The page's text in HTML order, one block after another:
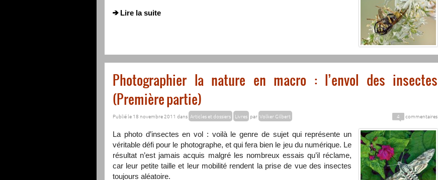
Lire la suite
Photographier la nature en macro : l’envol des insectes
(Première partie)
Publié le 18 novembre 2011 dans Articles et dossiers Livres par Volker Gilbert 4 commentaires
La photo d’insectes en vol : voilà le genre de sujet qui représente un
véritable défi pour le photographe, et qui fera bien le jeu du numérique. Le
résultat n’est jamais acquis malgré les nombreux essais qu’il réclame,
car leur petite taille et leur mobilité rendent la prise de vue des insectes
toujours aléatoire.